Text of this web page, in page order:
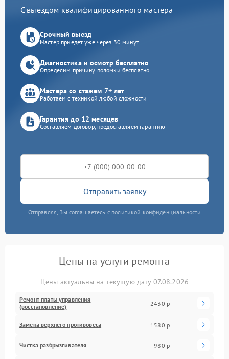
С выездом квалифицированного мастера
Срочный выезд
Мастер приедет уже через 30 минут
Диагностика и осмотр бесплатно
Определим причину поломки бесплатно
Мастера со стажем 7+ лет
Работаем с техникой любой сложности
Гарантия до 12 месяцев
Составляем договор, предоставляем гарантию
Отправить заявку
Отправляя, Вы соглашаетесь с политикой конфиденциальности
Цены на услуги ремонта
Цены актуальны на текущую дату 07.08.2026
Ремонт платы управления
(восстановление)
2430 р
Замена верхнего противовеса 1580 р
Чистка разбрызгивателя 980 р